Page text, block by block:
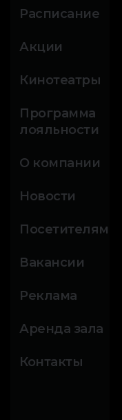
Расписание
Акции
Кинотеатры
Программа
лояльности
О компании
Новости
Посетителям
Вакансии
Реклама
Аренда зала
Контакты